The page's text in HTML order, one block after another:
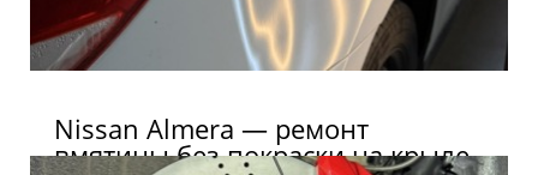
Nissan Almera — ремонт
вмятины без покраски на крыле